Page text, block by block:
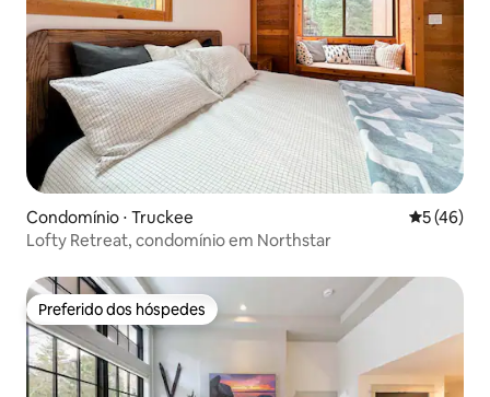
Condomínio ⋅ Truckee 5 de uma
5 (46)
Lofty Retreat, condomínio em Northstar
Preferido dos hóspedes
Preferido dos hóspedes